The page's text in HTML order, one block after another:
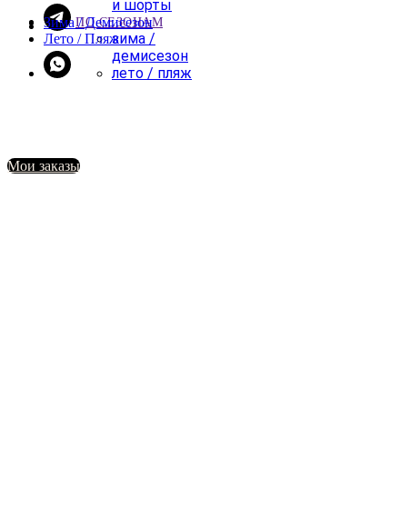
Мои заказы
и шорты
ПО СЕЗОНАМ
зима /
демисезон
лето / пляж
Зима / Демисезон
Лето / Пляж